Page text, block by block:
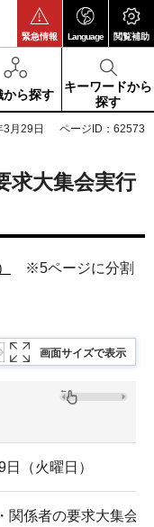
緊急情報 Language 閲覧補助
から探す
キーワードから
探す
月29日 ページID：62573
求大集会実行
※5ページに分割
画面サイズで表示
（火曜日）
関係者の要求大集会